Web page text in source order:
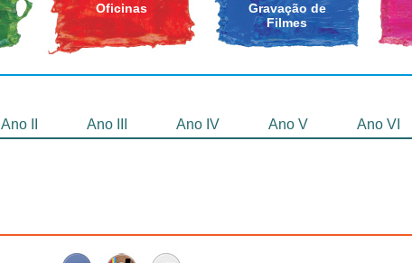
Oficinas
Gravação de
Filmes
Ano II Ano III Ano IV Ano V Ano VI